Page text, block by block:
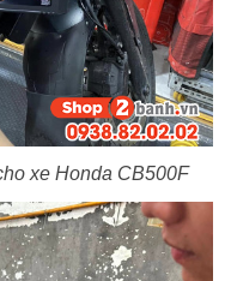
xe Honda CB500F